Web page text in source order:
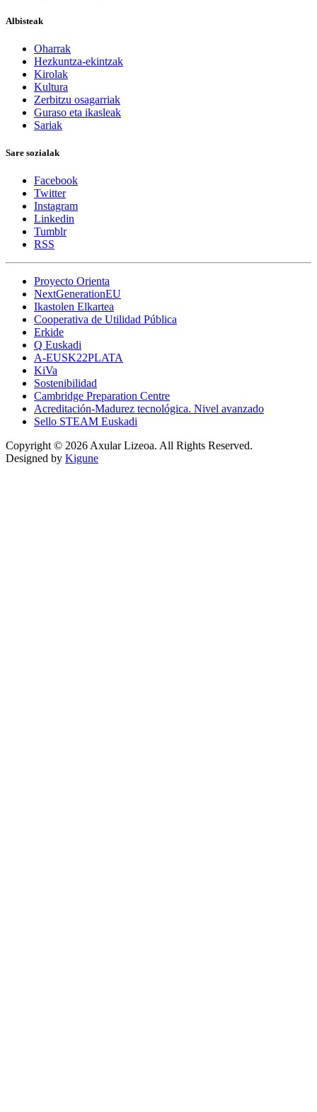
Albisteak
Oharrak
Hezkuntza-ekintzak
Kirolak
Kultura
Zerbitzu osagarriak
Guraso eta ikasleak
Sariak
Sare sozialak
Facebook
Twitter
Instagram
Linkedin
Tumblr
RSS
Proyecto Orienta
NextGenerationEU
Ikastolen Elkartea
Cooperativa de Utilidad Pública
Erkide
Q Euskadi
A-EUSK22PLATA
KiVa
Sostenibilidad
Cambridge Preparation Centre
Acreditación-Madurez tecnológica. Nivel avanzado
Sello STEAM Euskadi
Copyright © 2026 Axular Lizeoa. All Rights Reserved.
Designed by Kigune